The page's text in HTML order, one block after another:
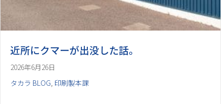
近所にクマーが出没した話。
2026年6月26日
タカラ BLOG 印刷製本課